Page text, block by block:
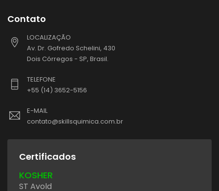
Contato
LOCALIZAÇÃO
Av. Dr. Gofredo Schelini, 430
Dois Córregos - SP, Brasil.
TELEFONE
+55 (14) 3652-5156
E-MAIL
contato@skillsquimica.com.br
Certificados
KOSHER
ST Avold